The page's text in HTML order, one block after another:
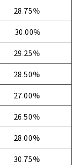
28.75％
30.00％
29.25％
28.50%
27.00%
26.50％
28.00%
30.75%